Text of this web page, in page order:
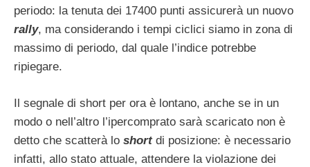
periodo: la tenuta dei 17400 punti assicurerà un nuovo
rally, ma considerando i tempi ciclici siamo in zona di
massimo di periodo, dal quale l’indice potrebbe
ripiegare.
Il segnale di short per ora è lontano, anche se in un
modo o nell’altro l’ipercomprato sarà scaricato non è
detto che scatterà lo shortdi posizione: è necessario
infatti, allo stato attuale, attendere la violazione dei